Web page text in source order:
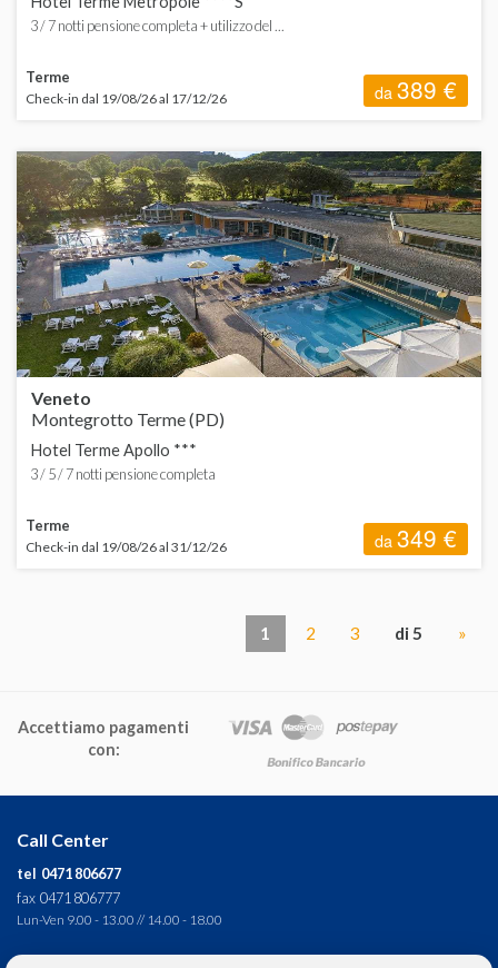
3 / 7 notti pensione completa + utilizzo del ...
Terme
Check-in dal 19/08/26 al 17/12/26 da389 €
Veneto
Montegrotto Terme (PD)
Hotel Terme Apollo ***
3 / 5 / 7 notti pensione completa
Terme
Check-in dal 19/08/26 al 31/12/26 da349 €
1 2 3 di 5 »
Accettiamo pagamenti
con:
Call Center
tel 0471 806677
fax 0471 806777
Lun-Ven 9.00 - 13.00 // 14.00 - 18.00